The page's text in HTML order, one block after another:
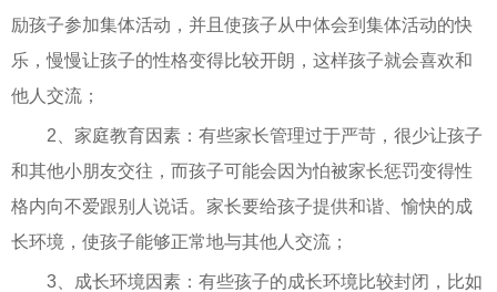
励孩子参加集体活动，并且使孩子从中体会到集体活动的快
乐，慢慢让孩子的性格变得比较开朗，这样孩子就会喜欢和
他人交流；
2、家庭教育因素：有些家长管理过于严苛，很少让孩子
和其他小朋友交往，而孩子可能会因为怕被家长惩罚变得性
格内向不爱跟别人说话。家长要给孩子提供和谐、愉快的成
长环境，使孩子能够正常地与其他人交流；
3、成长环境因素：有些孩子的成长环境比较封闭，比如